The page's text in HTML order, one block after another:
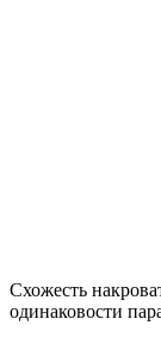
Схожесть
одинаковости